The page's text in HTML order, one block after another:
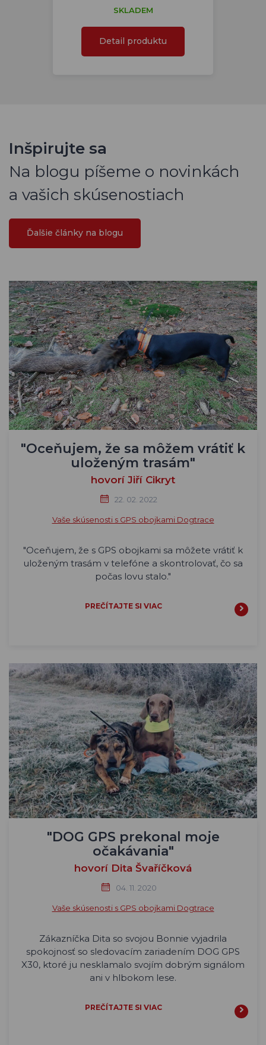
SKLADEM
Detail produktu
Inšpirujte sa
Na blogu píšeme o novinkách
a vašich skúsenostiach
Ďalšie články na blogu
"Oceňujem, že sa môžem vrátiť k
uloženým trasám"
hovorí Jiří Cikryt
22. 02. 2022
Vaše skúsenosti s GPS obojkami Dogtrace
"Oceňujem, že s GPS obojkami sa môžete vrátiť k
uloženým trasám v telefóne a skontrolovať, čo sa
počas lovu stalo."
PREČÍTAJTE SI VIAC
"DOG GPS prekonal moje
očakávania"
hovorí Dita Švaříčková
04. 11. 2020
Vaše skúsenosti s GPS obojkami Dogtrace
Zákazníčka Dita so svojou Bonnie vyjadrila
spokojnosť so sledovacím zariadením DOG GPS
X30, ktoré ju nesklamalo svojím dobrým signálom
ani v hlbokom lese.
PREČÍTAJTE SI VIAC